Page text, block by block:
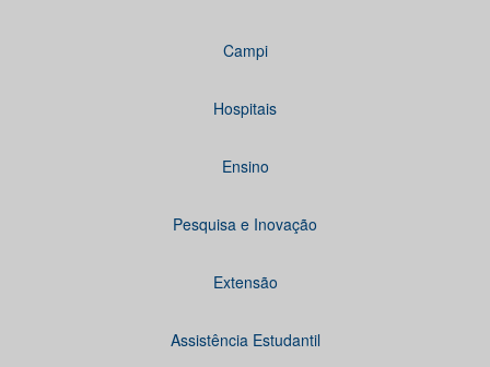
Campi
Hospitais
Ensino
Pesquisa e Inovação
Extensão
Assistência Estudantil